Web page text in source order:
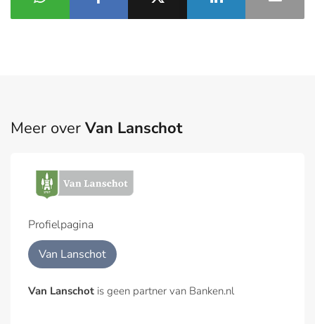
Meer over Van Lanschot
Profielpagina
Van Lanschot
Van Lanschot is geen partner van Banken.nl